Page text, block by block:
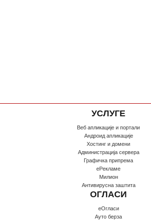
УСЛУГЕ
Веб апликације и портали
Андроид апликације
Хостинг и домени
Администрација сервера
Графичка припрема
еРекламе
Милион
Антивирусна заштита
ОГЛАСИ
еОгласи
Ауто берза